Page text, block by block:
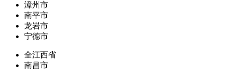
漳州市
南平市
龙岩市
宁德市
全江西省
南昌市